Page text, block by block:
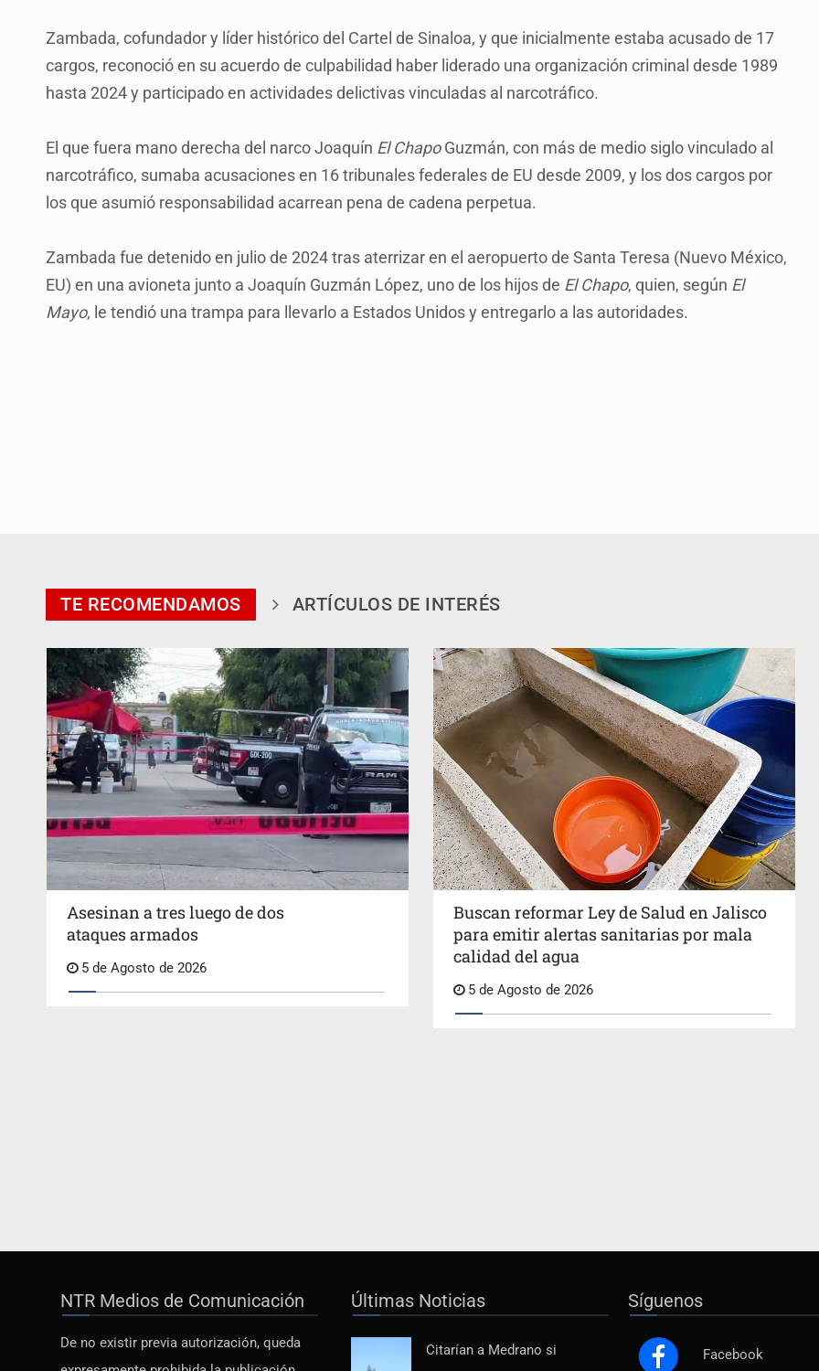
Zambada, cofundador y líder histórico del Cartel de Sinaloa, y que inicialmente estaba acusado de 17
cargos, reconoció en su acuerdo de culpabilidad haber liderado una organización criminal desde 1989
hasta 2024 y participado en actividades delictivas vinculadas al narcotráfico.
El que fuera mano derecha del narco Joaquín El ChapoGuzmán, con más de medio siglo vinculado al
narcotráfico, sumaba acusaciones en 16 tribunales federales de EU desde 2009, y los dos cargos por
los que asumió responsabilidad acarrean pena de cadena perpetua.
Zambada fue detenido en julio de 2024 tras aterrizar en el aeropuerto de Santa Teresa (Nuevo México,
EU) en una avioneta junto a Joaquín Guzmán López, uno de los hijos de El Chapo, quien, según El
Mayo, le tendió una trampa para llevarlo a Estados Unidos y entregarlo a las autoridades.
TE RECOMENDAMOS ARTÍCULOS DE INTERÉS
Asesinan a tres luego de dos
ataques armados
5 de Agosto de 2026
Buscan reformar Ley de Salud en Jalisco
para emitir alertas sanitarias por mala
calidad del agua
5 de Agosto de 2026
NTR Medios de Comunicación
De no existir previa autorización, queda
Últimas Noticias
Citarían a Medrano si
Síguenos
Facebook